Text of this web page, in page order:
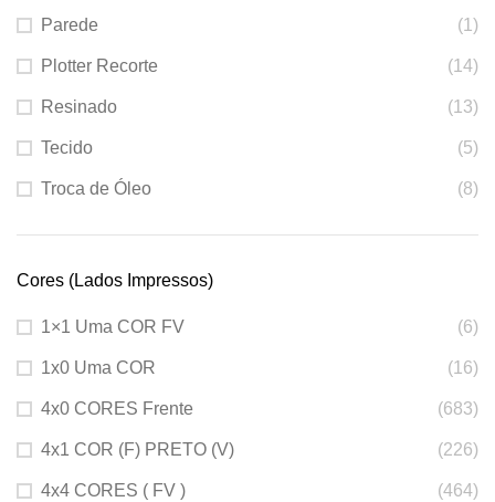
Parede (1)
Plotter Recorte (14)
Resinado (13)
Tecido (5)
Troca de Óleo (8)
Cores (Lados Impressos)
1×1 Uma COR FV (6)
1x0 Uma COR (16)
4x0 CORES Frente (683)
4x1 COR (F) PRETO (V) (226)
4x4 CORES ( FV ) (464)